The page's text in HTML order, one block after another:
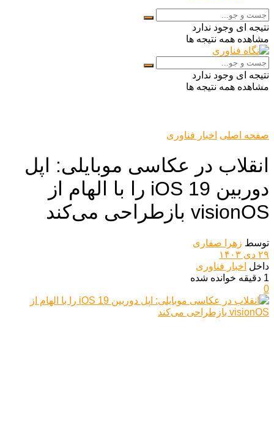
نتیجه ای وجود ندارد
مشاهده همه نتیجه ها
نتیجه ای وجود ندارد
مشاهده همه نتیجه ها
صفحه اصلی اخبار فناوری
انقلاب در عکاسی موبایلی: اپل
دوربین iOS 19 را با الهام از
visionOS بازطراحی می‌کند
توسط زهرا صفاری
۲۹ دی ۱۴۰۳
داخل اخبار فناوری
1 دقیقه خوانده شده
0